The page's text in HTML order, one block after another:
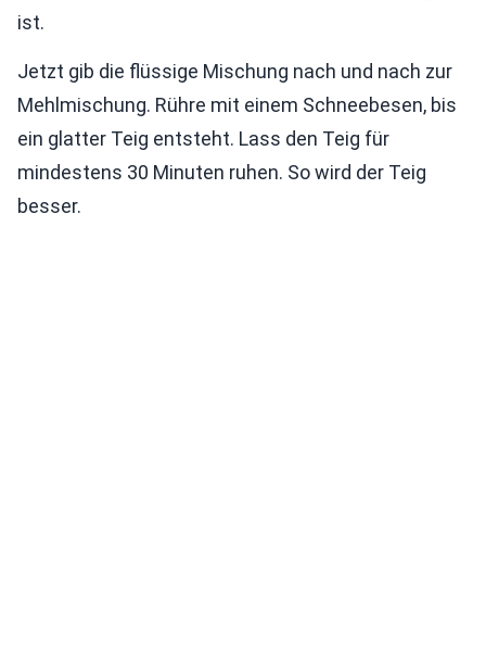
ist.
Jetzt gib die flüssige Mischung nach und nach zur
Mehlmischung. Rühre mit einem Schneebesen, bis
ein glatter Teig entsteht. Lass den Teig für
mindestens 30 Minuten ruhen. So wird der Teig
besser.